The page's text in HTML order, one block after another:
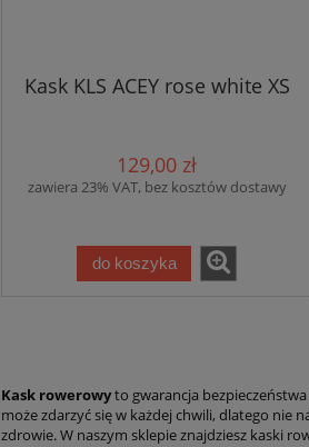
Kask KLS ACEY rose white XS
129,00 zł
zawiera 23% VAT, bez kosztów dostawy
do koszyka
Kask rowerowyto gwarancja
może zdarzyć się w każdej chwili, dlatego nie
zdrowie. W naszym sklepie znajdziesz kaski